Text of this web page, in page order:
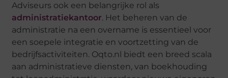
Adviseurs ook een belangrijke rol als
administratiekantoor. Het beheren van de
administratie na een overname is essentieel voor
een soepele integratie en voortzetting van de
bedrijfsactiviteiten. Oqto.nl biedt een breed scala
aan administratieve diensten, van boekhouding